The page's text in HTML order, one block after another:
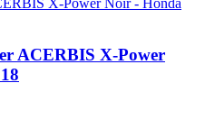
ACERBIS X-Power